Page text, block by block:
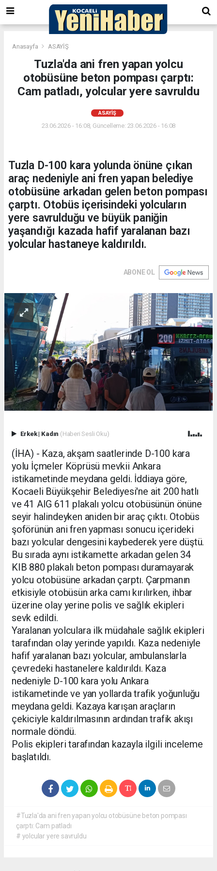
Anasayfa ASAYİŞ
Tuzla'da ani fren yapan yolcu
otobüsüne beton pompası çarptı:
Cam patladı, yolcular yere savruldu
ASAYİŞ
23.06.2026 - 16:08, Güncelleme: 23.06.2026 - 16:08
Tuzla D-100 kara yolunda önüne çıkan
araç nedeniyle ani fren yapan belediye
otobüsüne arkadan gelen beton pompası
çarptı. Otobüs içerisindeki yolcuların
yere savrulduğu ve büyük paniğin
yaşandığı kazada hafif yaralanan bazı
yolcular hastaneye kaldırıldı.
ABONE OL
Erkek| Kadın (Haberi Sesli Oku)
(İHA) - Kaza, akşam saatlerinde D-100 kara
yolu İçmeler Köprüsü mevkii Ankara
istikametinde meydana geldi. İddiaya göre,
Kocaeli Büyükşehir Belediyesi'ne ait 200 hatlı
ve 41 AIG 611 plakalı yolcu otobüsünün önüne
seyir halindeyken aniden bir araç çıktı. Otobüs
şoförünün ani fren yapması sonucu içerideki
bazı yolcular dengesini kaybederek yere düştü.
Bu sırada aynı istikamette arkadan gelen 34
KIB 880 plakalı beton pompası duramayarak
yolcu otobüsüne arkadan çarptı. Çarpmanın
etkisiyle otobüsün arka camı kırılırken, ihbar
üzerine olay yerine polis ve sağlık ekipleri
sevk edildi.
Yaralanan yolculara ilk müdahale sağlık ekipleri
tarafından olay yerinde yapıldı. Kaza nedeniyle
hafif yaralanan bazı yolcular, ambulanslarla
çevredeki hastanelere kaldırıldı. Kaza
nedeniyle D-100 kara yolu Ankara
istikametinde ve yan yollarda trafik yoğunluğu
meydana geldi. Kazaya karışan araçların
çekiciyle kaldırılmasının ardından trafik akışı
normale döndü.
Polis ekipleri tarafından kazayla ilgili inceleme
başlatıldı.
#Tuzla'da ani fren yapan yolcu otobüsüne beton pompası
çarptı: Cam patladı
# yolcular yere savruldu